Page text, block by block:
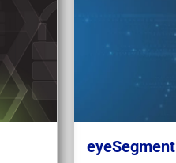
eyeSegment